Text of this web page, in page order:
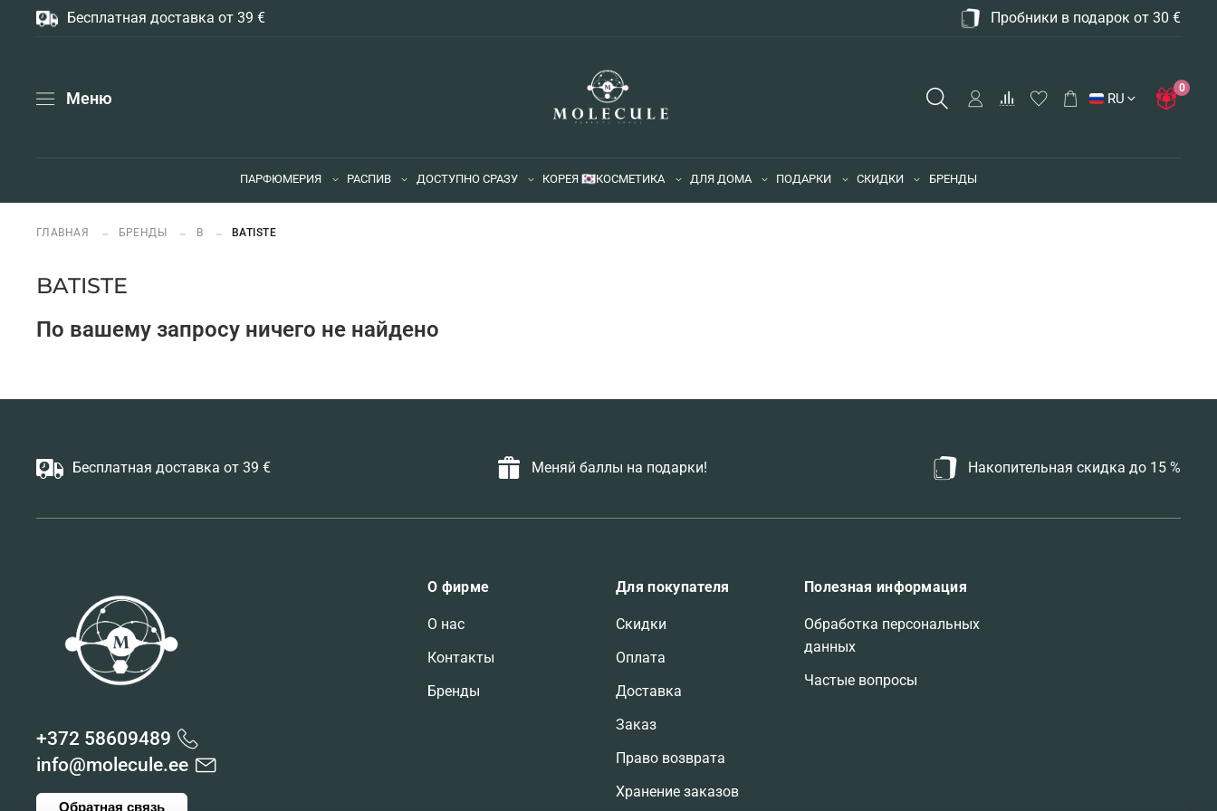
Бесплатная доставка от 39 € Пробники в подарок от 30 €
Меню RU
0
ПАРФЮМЕРИЯ РАСПИВ ДОСТУПНО СРАЗУ КОРЕЯ 🇰🇷КОСМЕТИКА ДЛЯ ДОМА ПОДАРКИ СКИДКИ БРЕНДЫ
ГЛАВНАЯ БРЕНДЫ B BATISTE
BATISTE
По вашему запросу ничего не найдено
Бесплатная доставка от 39 € Меняй баллы на подарки! Накопительная скидка до 15 %
О фирме
О нас
Контакты
Бренды
Для покупателя
Скидки
Оплата
Доставка
Заказ
Право возврата
Хранение заказов
Полезная информация
Обработка персональных
данных
Частые вопросы
+372 58609489
info@molecule.ee
Обратная связь